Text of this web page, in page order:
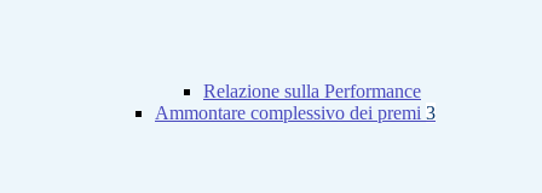
Relazione sulla Performance
Ammontare complessivo dei premi 3